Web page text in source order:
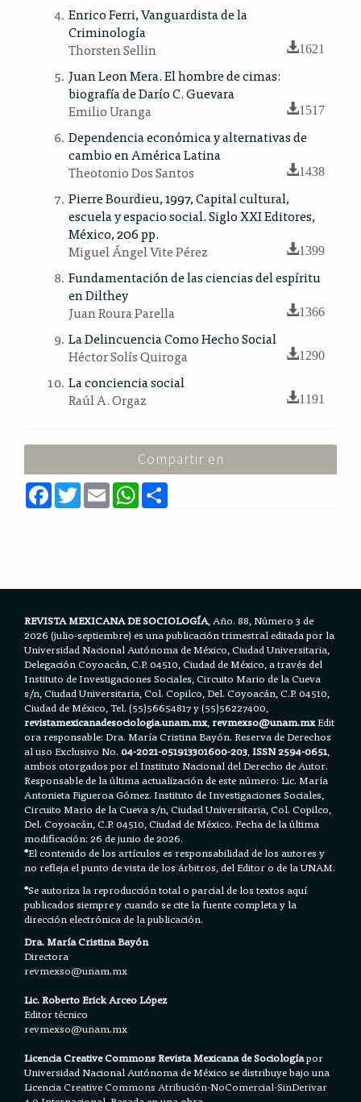
Enrico Ferri, Vanguardista de la
Criminología
Thorsten Sellin
1621
Juan Leon Mera. El hombre de cimas:
biografía de Darío C. Guevara
Emilio Uranga
1517
Dependencia económica y alternativas de
cambio en América Latina
Theotonio Dos Santos
1438
Pierre Bourdieu, 1997, Capital cultural,
escuela y espacio social. Siglo XXI Editores,
México, 206 pp.
Miguel Ángel Vite Pérez
1399
Fundamentación de las ciencias del espíritu
en Dilthey
Juan Roura Parella
1366
La Delincuencia Como Hecho Social
Héctor Solís Quiroga
1290
La conciencia social
Raúl A. Orgaz
1191
Compartir en
F
a
c
T
w
E
m
a
W
h
a
REVISTA MEXICANA DE SOCIOLOGÍA, Año. 88, Número 3 de
2026 (julio-septiembre) es una publicación trimestral editada por la
Universidad Nacional Autónoma de México, Ciudad Universitaria,
Delegación Coyoacán, C.P. 04510, Ciudad de México, a través del
Instituto de Investigaciones Sociales, Circuito Mario de la Cueva
s/n, Ciudad Universitaria, Col. Copilco, Del. Coyoacán, C.P. 04510,
Ciudad de México, Tel. (55)56654817 y (55)56227400,
revistamexicanadesociologia.unam.mx,revmexso@unam.mxEdit
ora responsable: Dra. María Cristina Bayón. Reserva de Derechos
al uso Exclusivo No.04-2021-051913301600-203,ISSN 2594-0651,
ambos otorgados por el Instituto Nacional del Derecho de Autor.
Responsable de la última actualización de este número: Lic. María
Antonieta Figueroa Gómez. Instituto de Investigaciones Sociales,
Circuito Mario de la Cueva s/n, Ciudad Universitaria, Col. Copilco,
Del. Coyoacán, C.P. 04510, Ciudad de México. Fecha de la última
modificación: 26 de junio de 2026.
*El contenido de los artículos es responsabilidad de los autores y
no refleja el punto de vista de los árbitros, del Editor o de la UNAM.
*Se autoriza la reproducción total o parcial de los textos aquí
publicados siempre y cuando se cite la fuente completa y la
dirección electrónica de la publicación.
Dra. María Cristina Bayón
Directora
revmexso@unam.mx
Lic. Roberto Erick Arceo López
Editor técnico
revmexso@unam.mx
Licencia Creative Commons Revista Mexicana de Sociologíapor
Universidad Nacional Autónoma de México se distribuye bajo una
LicenciaCreative Commons Atribución-NoComercial-SinDerivar